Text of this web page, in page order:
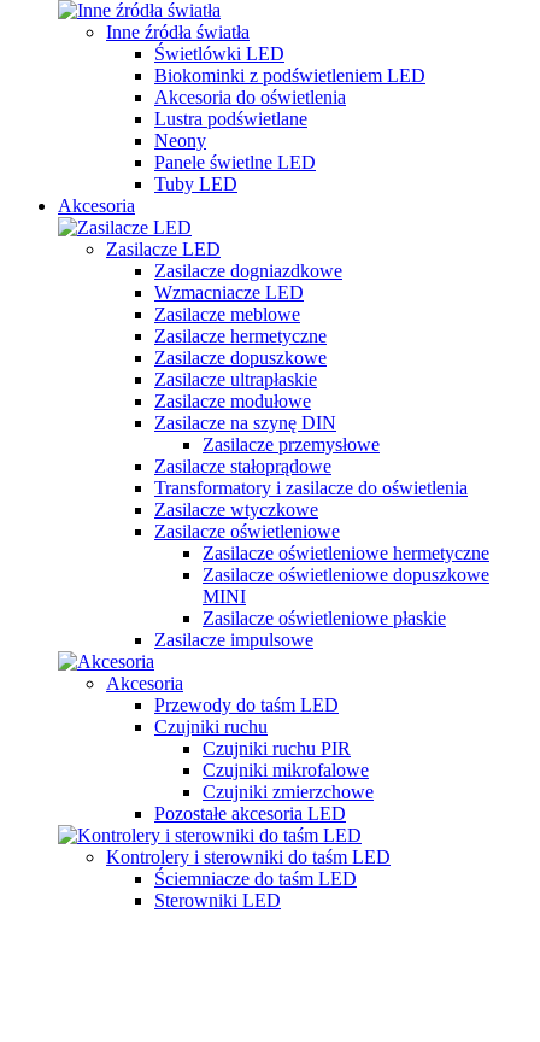
Inne źródła światła
Świetlówki LED
Biokominki z podświetleniem LED
Akcesoria do oświetlenia
Lustra podświetlane
Neony
Panele świetlne LED
Tuby LED
Akcesoria
Zasilacze LED
Zasilacze dogniazdkowe
Wzmacniacze LED
Zasilacze meblowe
Zasilacze hermetyczne
Zasilacze dopuszkowe
Zasilacze ultrapłaskie
Zasilacze modułowe
Zasilacze na szynę DIN
Zasilacze przemysłowe
Zasilacze stałoprądowe
Transformatory i zasilacze do oświetlenia
Zasilacze wtyczkowe
Zasilacze oświetleniowe
Zasilacze oświetleniowe hermetyczne
Zasilacze oświetleniowe dopuszkowe
MINI
Zasilacze oświetleniowe płaskie
Zasilacze impulsowe
Akcesoria
Przewody do taśm LED
Czujniki ruchu
Czujniki ruchu PIR
Czujniki mikrofalowe
Czujniki zmierzchowe
Pozostałe akcesoria LED
Kontrolery i sterowniki do taśm LED
Ściemniacze do taśm LED
Sterowniki LED